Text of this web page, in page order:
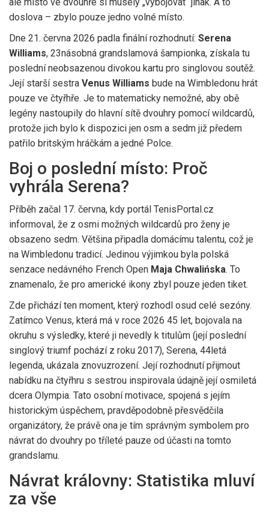
doslova – zbylo pouze jedno volné místo.
Dne 21. června 2026 padla finální rozhodnutí: Serena
Williams, 23násobná grandslamová šampionka, získala tu
poslední neobsazenou divokou kartu pro singlovou soutěž.
Její starší sestra Venus Williams bude na Wimbledonu hrát
pouze ve čtyřhře. Je to matematicky nemožné, aby obě
legény nastoupily do hlavní sítě dvouhry pomocí wildcardů,
protože jich bylo k dispozici jen osm a sedm již předem
patřilo britským hráčkám a jedné Polce.
Boj o poslední místo: Proč
vyhrála Serena?
Příběh začal 17. června, kdy portál TenisPortal.cz
informoval, že z osmi možných wildcardů pro ženy je
obsazeno sedm. Většina připadla domácímu talentu, což je
na Wimbledonu tradicí. Jedinou výjimkou byla polská
senzace nedávného French Open Maja Chwalińska. To
znamenalo, že pro americké ikony zbyl pouze jeden tiket.
Zde přichází ten moment, který rozhodl osud celé sezóny.
Zatímco Venus, která má v roce 2026 45 let, bojovala na
okruhu s výsledky, které ji nevedly k titulům (její poslední
singlový triumf pochází z roku 2017), Serena, 44letá
legenda, ukázala znovuzrození. Její rozhodnutí přijmout
nabídku na čtyřhru s sestrou inspirovala údajně její osmiletá
dcera Olympia. Tato osobní motivace, spojená s jejím
historickým úspěchem, pravděpodobně přesvědčila
organizátory, že právě ona je tím správným symbolem pro
návrat do dvouhry po tříleté pauze od účasti na tomto
grandslamu.
Návrat královny: Statistika mluví
za vše